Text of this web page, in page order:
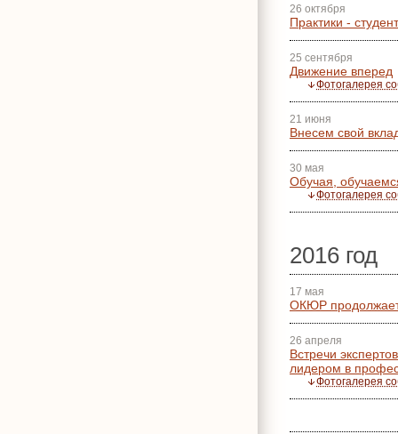
26 октября
Практики -
25 сентября
Движение вперед
Фотогалерея
21 июня
Внесем свой
30 мая
Обучая,
Фотогалерея
2016 год
17 мая
ОКЮР продолжает
26 апреля
Встречи
лидером в
Фотогалерея